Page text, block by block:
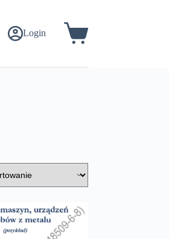
Login Koszyk